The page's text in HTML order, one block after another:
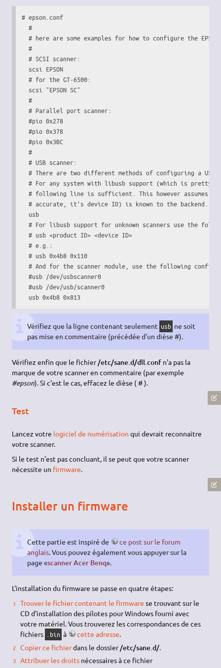
# epson.conf
  #
# here are some examples for how to configure the EPSON
  #
  # SCSI scanner:
  scsi EPSON
  # for the GT-6500:
  scsi "EPSON SC"
  #
  # Parallel port scanner:
  #pio 0x278
  #pio 0x378
  #pio 0x3BC
  #
  # USB scanner:
# There are two different methods of configuring a USB
# For any system with libusb support (which is pretty
# following line is sufficient. This however assumes
  # accurate, it's device ID) is known to the backend.
  usb
# For libusb support for unknown scanners use the
  # usb <product ID> <device ID>
  # e.g.:
  # usb 0x4b8 0x110
# And for the scanner module, use the following
  #usb /dev/usbscanner0
  #usb /dev/usb/scanner0
  usb 0x4b8 0x813
Vérifiez que la ligne contenant seulement usb ne soit
pas mise en commentaire (précédée d'un dièse #).
Vérifiez enfin que le fichier/etc/sane.d/dll.conf n'a pas la
marque de votre scanner en commentaire (par exemple
#epson). Si c'est le cas, effacez le dièse ( # ).
Test
Lancez votre logiciel de numérisation qui devrait reconnaitre
votre scanner.
Si le test n'est pas concluant, il se peut que votre scanner
nécessite un firmware.
Installer un firmware
Cette partie est inspiré de
ce post sur le forum
anglais. Vous pouvez également vous appuyer sur la
page «scanner Acer Benq».
L'installation du firmware se passe en quatre étapes:
Trouver le fichier contenant le firmware se trouvant sur le
CD d'installation des pilotes pour Windows fourni avec
votre matériel. Vous trouverez les correspondances de ces
fichiers .bin à cette adresse.
Copier ce fichierdans le dossier/etc/sane.d/.
Attribuer les droitsnécessaires à ce fichier